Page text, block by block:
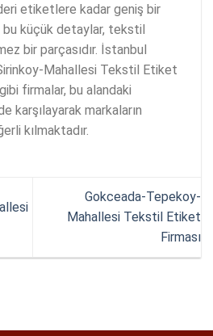
etiketlere kadar geniş bir
küçük detaylar, tekstil
bir parçasıdır. İstanbul
Mahallesi Tekstil Etiket
firmalar, bu alandaki
karşılayarak markaların
kılmaktadır.
Gokceada-Tepekoy-
Mahallesi Tekstil Etiket
Firması